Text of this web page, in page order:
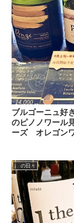
ブルゴーニュ好
のピノノワール
ーズ オレゴン
j の日々